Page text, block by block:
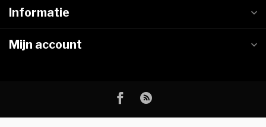
Informatie
Mijn account